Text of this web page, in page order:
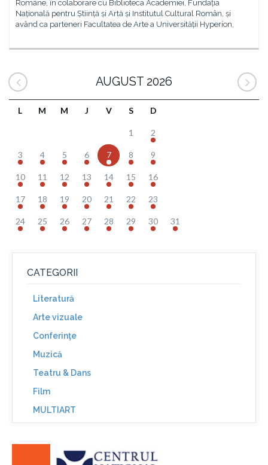
Române, în colaborare cu Biblioteca Academiei, Fundația
Națională pentru Știință și Artă și Institutul Cultural Român, și
având ca parteneri Facultatea de Arte a Universității Hyperion,
AUGUST 2026
L M M J V S D
1 2
3 4 5 6 7 8 9
10 11 12 13 14 15 16
17 18 19 20 21 22 23
24 25 26 27 28 29 30 31
CATEGORII
Literatură
Arte vizuale
Conferinţe
Muzică
Teatru & Dans
Film
MULTIART